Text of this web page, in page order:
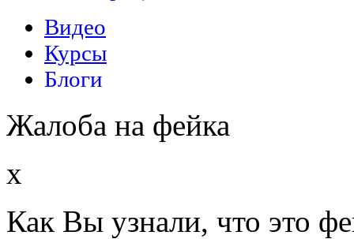
Жалоба на фейка
x
Как Вы узнали, что это